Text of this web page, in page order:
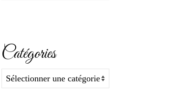
Catégories
Catégories